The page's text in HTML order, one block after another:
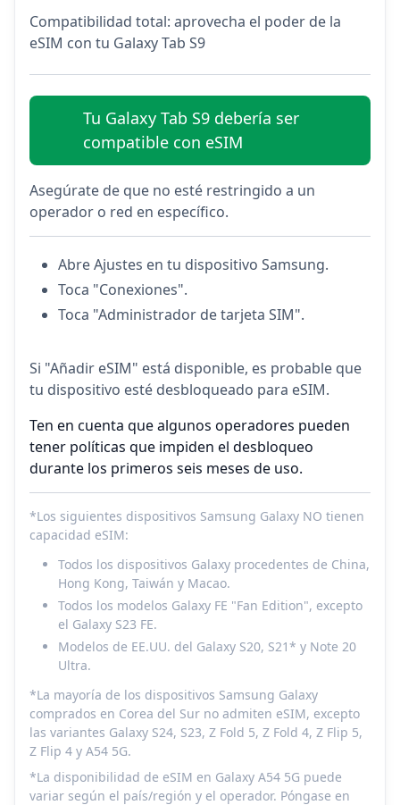
Compatibilidad total: aprovecha el poder de la
eSIM con tu Galaxy Tab S9
Tu Galaxy Tab S9 debería ser
compatible con eSIM
Asegúrate de que no esté restringido a un
operador o red en específico.
Abre Ajustes en tu dispositivo Samsung.
Toca "Conexiones".
Toca "Administrador de tarjeta SIM".
Si "Añadir eSIM" está disponible, es probable que
tu dispositivo esté desbloqueado para eSIM.
Ten en cuenta que algunos operadores pueden
tener políticas que impiden el desbloqueo
durante los primeros seis meses de uso.
*Los siguientes dispositivos Samsung Galaxy NO tienen
capacidad eSIM:
Todos los dispositivos Galaxy procedentes de China,
Hong Kong, Taiwán y Macao.
Todos los modelos Galaxy FE "Fan Edition", excepto
el Galaxy S23 FE.
Modelos de EE.UU. del Galaxy S20, S21* y Note 20
Ultra.
*La mayoría de los dispositivos Samsung Galaxy
comprados en Corea del Sur no admiten eSIM, excepto
las variantes Galaxy S24, S23, Z Fold 5, Z Fold 4, Z Flip 5,
Z Flip 4 y A54 5G.
*La disponibilidad de eSIM en Galaxy A54 5G puede
variar según el país/región y el operador. Póngase en